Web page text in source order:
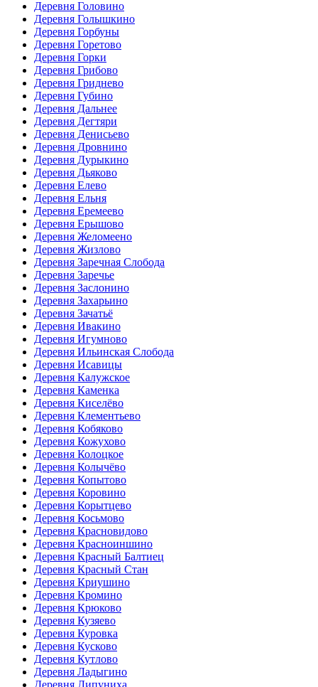
Деревня Головино
Деревня Голышкино
Деревня Горбуны
Деревня Горетово
Деревня Горки
Деревня Грибово
Деревня Гриднево
Деревня Губино
Деревня Дальнее
Деревня Дегтяри
Деревня Денисьево
Деревня Дровнино
Деревня Дурыкино
Деревня Дьяково
Деревня Елево
Деревня Ельня
Деревня Еремеево
Деревня Ерышово
Деревня Желомеено
Деревня Жизлово
Деревня Заречная Слобода
Деревня Заречье
Деревня Заслонино
Деревня Захарьино
Деревня Зачатьё
Деревня Ивакино
Деревня Игумново
Деревня Ильинская Слобода
Деревня Исавицы
Деревня Калужское
Деревня Каменка
Деревня Киселёво
Деревня Клементьево
Деревня Кобяково
Деревня Кожухово
Деревня Колоцкое
Деревня Колычёво
Деревня Копытово
Деревня Коровино
Деревня Корытцево
Деревня Косьмово
Деревня Красновидово
Деревня Красноиншино
Деревня Красный Балтиец
Деревня Красный Стан
Деревня Криушино
Деревня Кромино
Деревня Крюково
Деревня Кузяево
Деревня Куровка
Деревня Кусково
Деревня Кутлово
Деревня Ладыгино
Деревня Липуниха